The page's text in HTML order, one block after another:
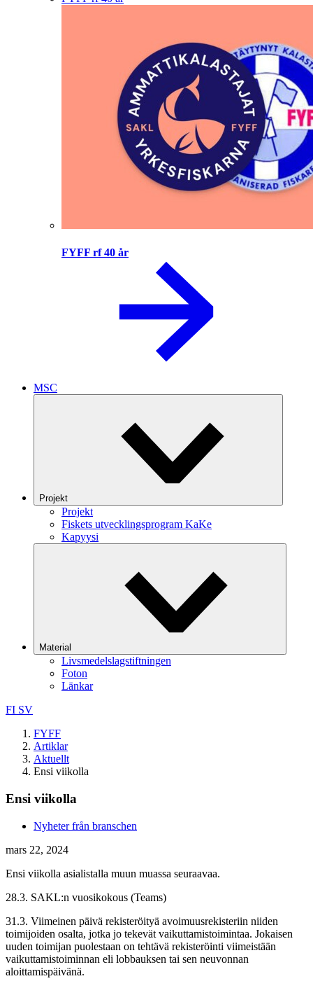
FYFF rf 40 år
MSC
Projekt
Projekt
Fiskets utvecklingsprogram KaKe
Kapyysi
Material
Livsmedelslagstiftningen
Foton
Länkar
FI SV
FYFF
Artiklar
Aktuellt
Ensi viikolla
Ensi viikolla
Nyheter från branschen
mars 22, 2024
Ensi viikolla asialistalla muun muassa seuraavaa.
28.3. SAKL:n vuosikokous (Teams)
31.3. Viimeinen päivä rekisteröityä avoimuusrekisteriin niiden
toimijoiden osalta, jotka jo tekevät vaikuttamistoimintaa. Jokaisen
uuden toimijan puolestaan on tehtävä rekisteröinti viimeistään
vaikuttamistoiminnan eli lobbauksen tai sen neuvonnan
aloittamispäivänä.